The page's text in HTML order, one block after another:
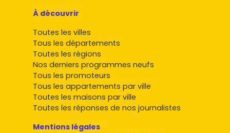
À découvrir
Toutes les villes
Tous les départements
Toutes les régions
Nos derniers programmes neufs
Tous les promoteurs
Tous les appartements par ville
Toutes les maisons par ville
Toutes les réponses de nos journalistes
Mentions légales